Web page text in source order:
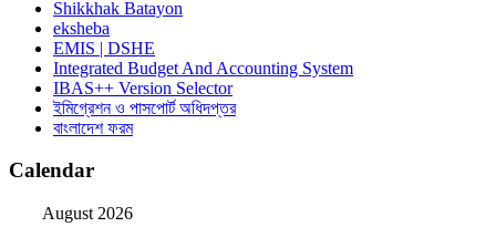
Shikkhak Batayon
eksheba
EMIS | DSHE
Integrated Budget And Accounting System
IBAS++ Version Selector
ইমিগ্রেশন ও পাসপোর্ট অধিদপ্তর
বাংলাদেশ ফরম
Calendar
August 2026